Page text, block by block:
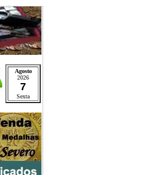
Agosto
2026
7
Sexta